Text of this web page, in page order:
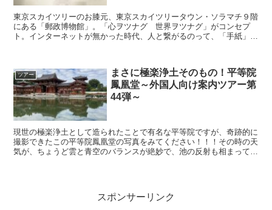
東京スカイツリーのお膝元、東京スカイツリータウン・ソラマチ９階
にある「郵政博物館」。「心ヲツナグ 世界ヲツナグ」がコンセプ
ト。インターネットが無かった時代、人と繋がるのって、「手紙」で
ツアー
まさに極楽浄土そのもの！平等院
鳳凰堂～外国人向け案内ツアー第
44弾～
現世の極楽浄土として造られたことで有名な平等院ですが、奇跡的に
撮影できたこの平等院鳳凰堂の写真をみてください！！！その時の天
気が、ちょうど雲と青空のバランスが絶妙で、池の反射も相まって、
スポンサーリンク